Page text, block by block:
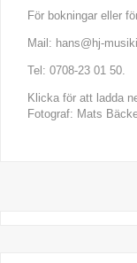
För bokningar eller
Mail: hans@hj-
Tel: 0708-23 01 50.
Klicka för att ladda
Fotograf: Mats